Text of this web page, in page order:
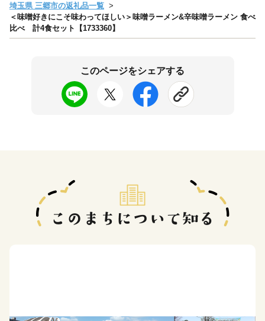
埼玉県 三郷市の返礼品一覧
＜味噌好きにこそ味わってほしい＞味噌ラーメン&辛味噌ラーメン 食べ
比べ 計4食セット【1733360】
このページをシェアする